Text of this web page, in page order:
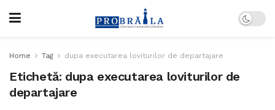
Home Tag dupa executarea loviturilor de departajare
Etichetă: dupa executarea loviturilor de
departajare